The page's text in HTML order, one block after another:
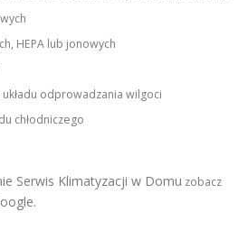
HEPA lub jonowych
odprowadzania wilgoci
chłodniczego
Serwis Klimatyzacji w Domu zobacz
.